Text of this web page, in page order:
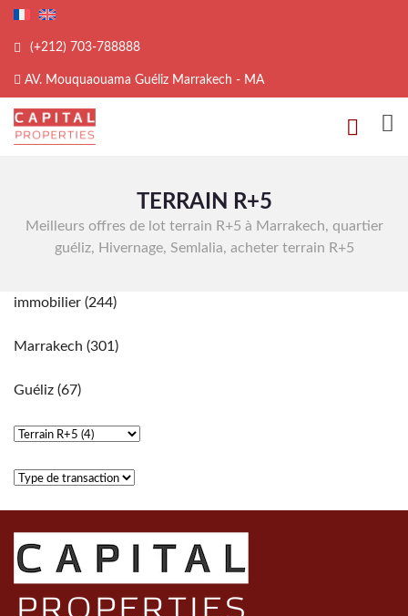
(+212) 703-788888
AV. Mouquaouama Guéliz Marrakech - MA
TERRAIN R+5
Meilleurs offres de lot terrain R+5 à Marrakech, quartier
guéliz, Hivernage, Semlalia, acheter terrain R+5
immobilier (244)
Marrakech (301)
Guéliz (67)